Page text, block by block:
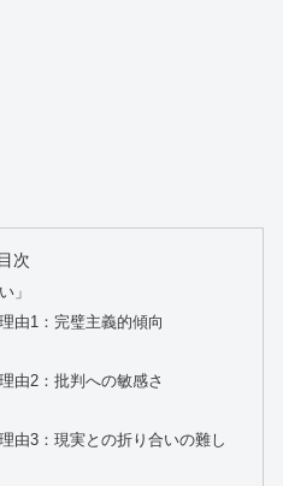
目次
」
由1：完璧主義的傾向
由2：批判への敏感さ
由3：現実との折り合いの難し